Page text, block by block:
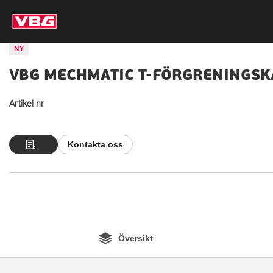
NY
VBG MECHMATIC T-
Artikel nr
Kontakta oss
Översikt